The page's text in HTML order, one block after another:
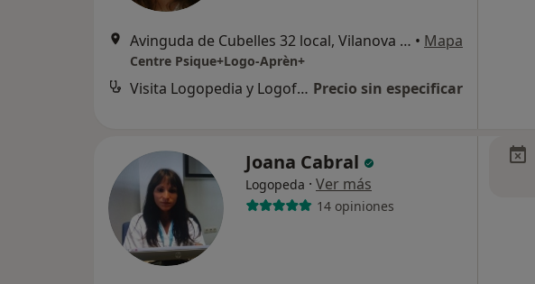
Avinguda de Cubelles 32 local, Vilanova i La Geltrú • Mapa
Centre Psique+Logo-Aprèn+
Visita Logopedia y Logofoniatría Precio sin especificar
Joana Cabral
Logopeda · Ver más
14 opiniones